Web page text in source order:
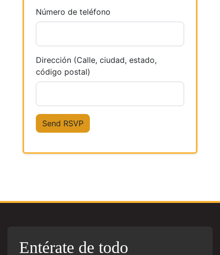
Número de teléfono
Dirección (Calle, ciudad, estado,
código postal)
Entérate de todo